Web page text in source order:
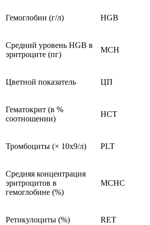
Гемоглобин (г/л) HGB
Средний уровень HGB в
эритроците (пг)
MCH
Цветной показатель ЦП
Гематокрит (в %
соотношении)
HCT
Тромбоциты (× 10х9/л) PLT
Средняя концентрация
эритроцитов в
гемоглобине (%)
MCHC
Ретикулоциты (%) RET